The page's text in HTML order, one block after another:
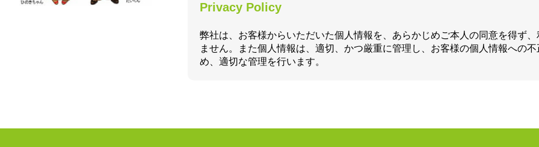
Privacy Policy
弊社は、お客様からいただいた個人情報を、あらかじめご本人の同意を得ず
ません。また個人情報は、適切、かつ厳重に管理し、お客様の個人情報への
め、適切な管理を行います。